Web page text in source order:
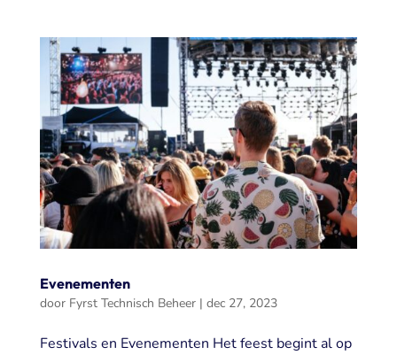
Evenementen
door Fyrst Technisch Beheer| dec 27, 2023
Festivals en Evenementen Het feest begint al op